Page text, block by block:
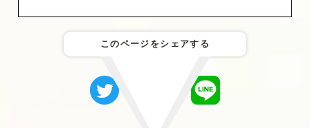
このページをシェアする